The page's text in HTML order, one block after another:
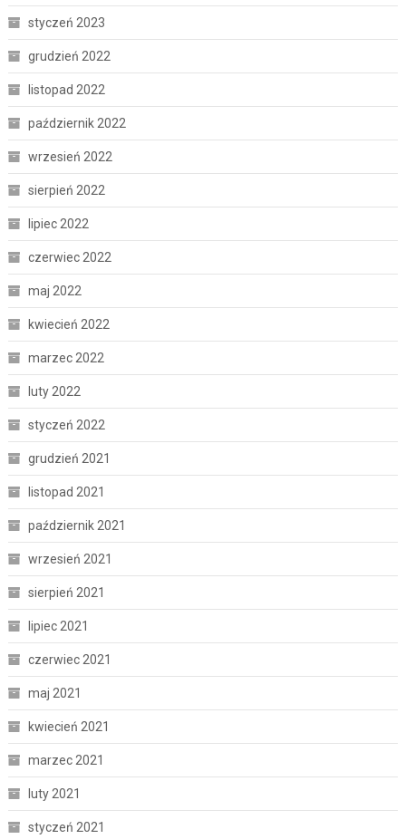
styczeń 2023
grudzień 2022
listopad 2022
październik 2022
wrzesień 2022
sierpień 2022
lipiec 2022
czerwiec 2022
maj 2022
kwiecień 2022
marzec 2022
luty 2022
styczeń 2022
grudzień 2021
listopad 2021
październik 2021
wrzesień 2021
sierpień 2021
lipiec 2021
czerwiec 2021
maj 2021
kwiecień 2021
marzec 2021
luty 2021
styczeń 2021